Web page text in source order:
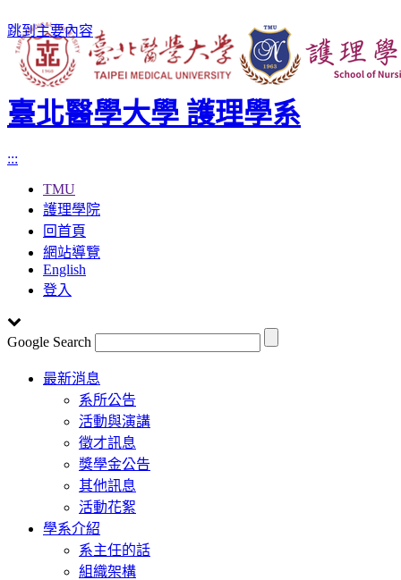
跳到主要內容
臺北醫學大學 護理學系
:::
TMU
護理學院
回首頁
網站導覽
English
登入
Google Search
Toggle
navigation
最新消息
系所公告
活動與演講
徵才訊息
獎學金公告
其他訊息
活動花絮
學系介紹
系主任的話
組織架構